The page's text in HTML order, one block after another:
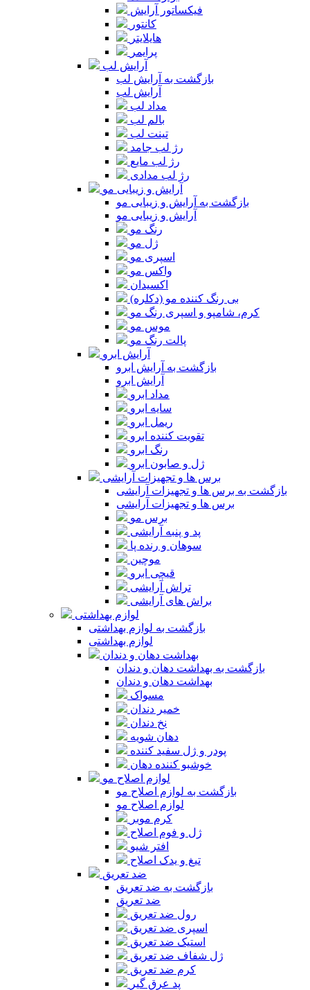
فیکساتور آرایش
کانتور
هایلایتر
پرایمر
آرایش لب
بازگشت به آرایش لب
آرایش لب
مداد لب
بالم لب
تینت لب
رژ لب جامد
رژ لب مایع
رژ لب مدادی
آرایش و زیبایی مو
بازگشت به آرایش و زیبایی مو
آرایش و زیبایی مو
رنگ مو
ژل مو
اسپری مو
واکس مو
اکسیدان
بی رنگ کننده مو (دکلره)
کرم، شامپو و اسپری رنگ مو
موس مو
پالت رنگ مو
آرایش ابرو
بازگشت به آرایش ابرو
آرایش ابرو
مداد ابرو
سایه ابرو
ریمل ابرو
تقویت کننده ابرو
رنگ ابرو
ژل و صابون ابرو
برس ها و تجهیزات آرایشی
بازگشت به برس ها و تجهیزات آرایشی
برس ها و تجهیزات آرایشی
برس مو
پد و پنبه آرایشی
سوهان و رنده پا
موچین
قیچی ابرو
تراش آرایشی
براش های آرایشی
لوازم بهداشتی
بازگشت به لوازم بهداشتی
لوازم بهداشتی
بهداشت دهان و دندان
بازگشت به بهداشت دهان و دندان
بهداشت دهان و دندان
مسواک
خمیر دندان
نخ دندان
دهان شویه
پودر و ژل سفید کننده
خوشبو کننده دهان
لوازم اصلاح مو
بازگشت به لوازم اصلاح مو
لوازم اصلاح مو
کرم موبر
ژل و فوم اصلاح
افتر شیو
تیغ و یدک اصلاح
ضد تعریق
بازگشت به ضد تعریق
ضد تعریق
رول ضد تعریق
اسپری ضد تعریق
استیک ضد تعریق
ژل شفاف ضد تعریق
کرم ضد تعریق
پد عرق گیر